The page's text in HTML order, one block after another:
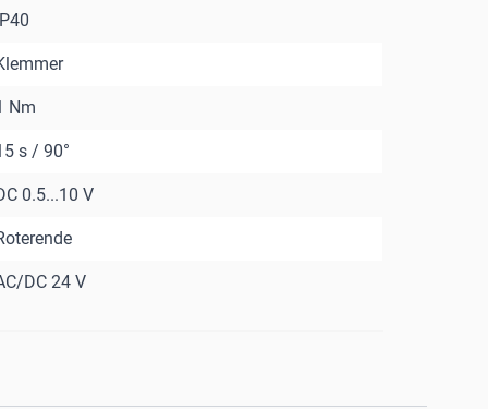
Nm
s / 90°
0.5...10 V
DC 24 V